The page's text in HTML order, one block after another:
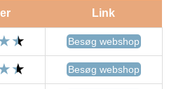
Link
Besøg webshop
Besøg webshop